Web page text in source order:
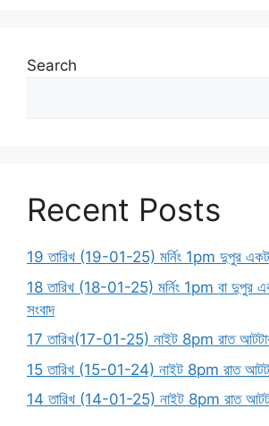
Search
Recent Posts
19 তারিখ (19-01-25) মর্নিং 1pm দুপুর একটা
18 তারিখ (18-01-25) মর্নিং 1pm বা দুপুর
সংবাদ
17 তারিখ(17-01-25) নাইট 8pm রাত আটটার
15 তারিখ (15-01-24) নাইট 8pm রাত আটটা
14 তারিখ (14-01-25) নাইট 8pm রাত আটটার